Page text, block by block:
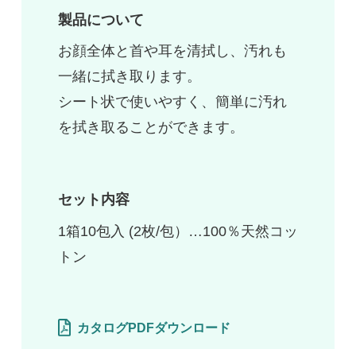
製品について
お顔全体と首や耳を清拭し、汚れも
一緒に拭き取ります。
シート状で使いやすく、簡単に汚れ
を拭き取ることができます。
セット内容
1箱10包入 (2枚/包）…100％天然コッ
トン
カタログPDFダウンロード